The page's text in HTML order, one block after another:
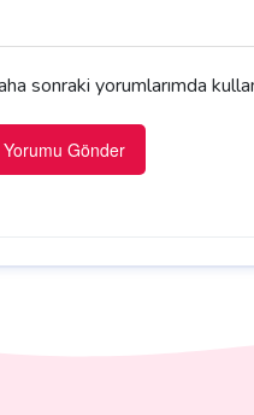
sonraki yorumlarımda